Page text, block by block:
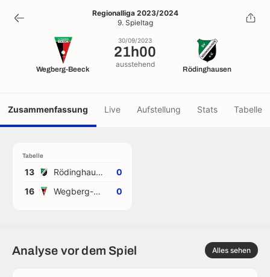
21h00
30/09/2023
Regionalliga 2023/2024
9. Spieltag
Wegberg-Beeck
30/09/2023
21h00
ausstehend
Rödinghausen
Zusammenfassung Live Aufstellung Stats Tabelle
Tabelle
13 Rödinghausen
0
16
Wegberg-Beeck 0
Analyse vor dem Spiel Alles sehen